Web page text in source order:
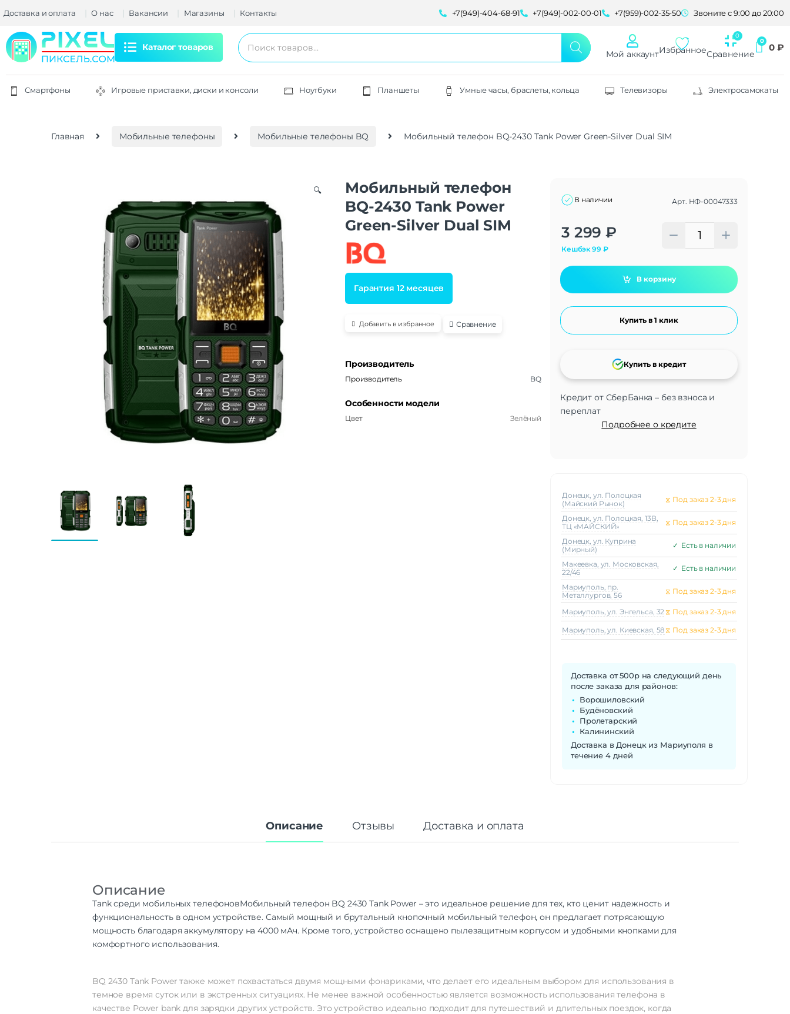
Доставка и оплата О нас Вакансии Магазины Контакты +7(949)-404-68-91 +7(949)-002-00-01 +7(959)-002-35-50 Звоните с 9:00 до 20:00
Каталог товаров
Мой аккаунтИзбранноеСравнение
0 ₽
Смартфоны Игровые приставки, диски и консоли Ноутбуки Планшеты Умные часы, браслеты, кольца Телевизоры Электросамокаты
Главная Мобильные телефоны Мобильные телефоны BQ Мобильный телефон BQ-2430 Tank Power Green-Silver Dual SIM
🔍
Мобильный телефон
BQ-2430 Tank Power
Green-Silver Dual SIM
Гарантия 12 месяцев
Добавить в избранное Сравнение
Производитель
Производитель BQ
Особенности модели
Цвет Зелёный
В наличии Арт. НФ-00047333
3 299 ₽
Кешбэк99 ₽
В корзину
Купить в 1 клик
Кредит от СберБанка – без взноса и
переплат
Подробнее о кредите
Купить в кредит
Alternative:
Донецк, ул. Полоцкая
(Майский Рынок)
⧖ Под заказ 2-3 дня
Донецк, ул. Полоцкая, 13В,
ТЦ «МАЙСКИЙ»
⧖ Под заказ 2-3 дня
Донецк, ул. Куприна
(Мирный)
✓ Есть в наличии
Макеeвка, ул. Московская,
22/46
✓ Есть в наличии
Мариуполь, пр.
Металлургов, 56
⧖ Под заказ 2-3 дня
Мариуполь, ул. Энгельса, 32 ⧖ Под заказ 2-3 дня
Мариуполь, ул. Киевская, 58 ⧖ Под заказ 2-3 дня
Доставка от 500р на следующий день
после заказа для районов:
Ворошиловский
Будёновский
Пролетарский
Калининский
Доставка в Донецк из Мариуполя в
течение 4 дней
Описание Отзывы Доставка и оплата
Описание
Tank среди мобильных телефоновМобильный телефон BQ 2430 Tank Power – это идеальное решение для тех, кто ценит надежность и
функциональность в одном устройстве. Самый мощный и брутальный кнопочный мобильный телефон, он предлагает потрясающую
мощность благодаря аккумулятору на 4000 мАч. Кроме того, устройство оснащено пылезащитным корпусом и удобными кнопками для
комфортного использования.
BQ 2430 Tank Power также может похвастаться двумя мощными фонариками, что делает его идеальным выбором для использования в
темное время суток или в экстренных ситуациях. Не менее важной особенностью является возможность использования телефона в
качестве Power bank для зарядки других устройств. Это устройство идеально подходит для путешествий и длительных поездок, когда